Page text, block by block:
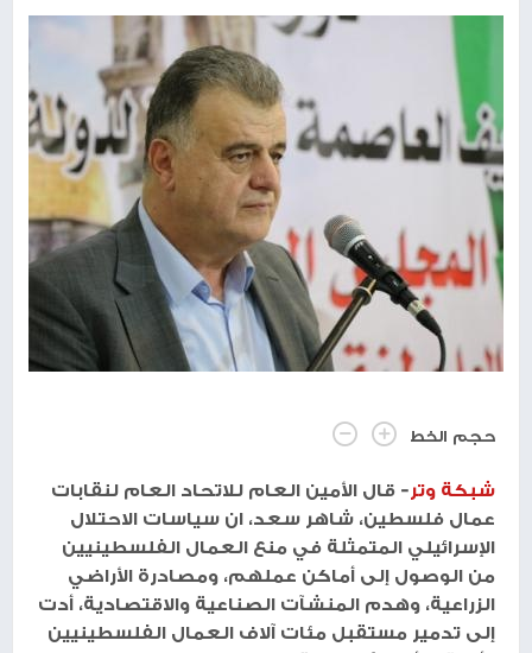
حجم الخط
شبكة وتر- قال الأمين العام للاتحاد العام لنقابات
عمال فلسطين، شاهر سعد، ان سياسات الاحتلال
الإسرائيلي المتمثلة في منع العمال الفلسطينيين
من الوصول إلى أماكن عملهم، ومصادرة الأراضي
الزراعية، وهدم المنشآت الصناعية والاقتصادية، أدت
إلى تدمير مستقبل مئات آلاف العمال الفلسطينيين